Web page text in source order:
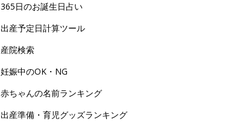
365日のお誕生日占い
出産予定日計算ツール
産院検索
妊娠中のOK・NG
赤ちゃんの名前ランキング
出産準備・育児グッズランキング